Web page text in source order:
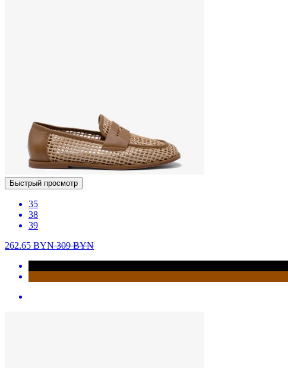
Быстрый просмотр
35
38
39
262.65 BYN309BYN